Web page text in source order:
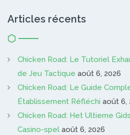
Articles récents
Chicken Road: Le Tutoriel
de Jeu Tactique août 6, 2026
Chicken Road: Le Guide
Établissement Réfléchi août 6,
Chicken Road: Het Ultieme
Casino-spel août 6, 2026